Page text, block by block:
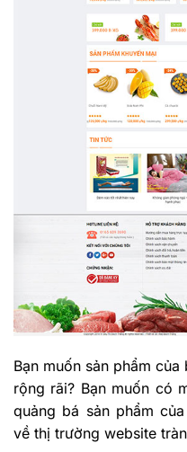
Bạn muốn sản phẩm
rộng rãi? Bạn muốn có
quảng bá sản phẩm
về thị trường website